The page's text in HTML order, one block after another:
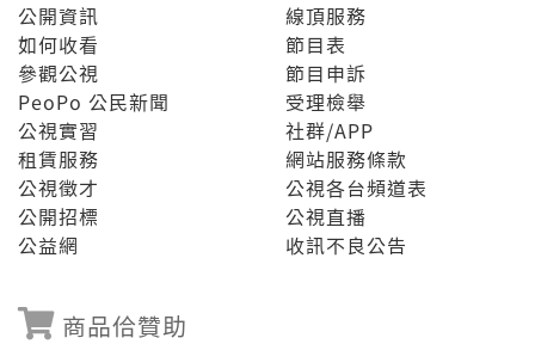
公開資訊
如何收看
參觀公視
PeoPo 公民新聞
公視實習
租賃服務
公視徵才
公開招標
公益網
線頂服務
節目表
節目申訴
受理檢舉
社群/APP
網站服務條款
公視各台頻道表
公視直播
收訊不良公告
商品佮贊助